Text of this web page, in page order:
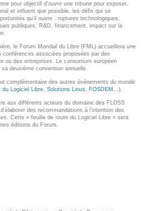
Puppet
Xen Project
RÉFÉRENCES
Application collaborative
eSanté
pour objectif d'ouvrir une tribune pour exposer,
et influent que possible, les défis qui se
qu’il ouvre : ruptures technologiques,
publiques, R&D, financement, impact sur la
le Forum Mondial du Libre (FML) accueillera une
conférences associées proposées par des
ou des entreprises. Le consortium européen
deuxième convention annuelle.
complémentaire des autres événements du monde
du Logiciel Libre, Solutions Linux, FOSDEM ...).
aux différents acteurs du domaine des FLOSS
des recommandations à l’intention des
Cette « feuille de route du Logiciel Libre » sera
éditions du Forum.